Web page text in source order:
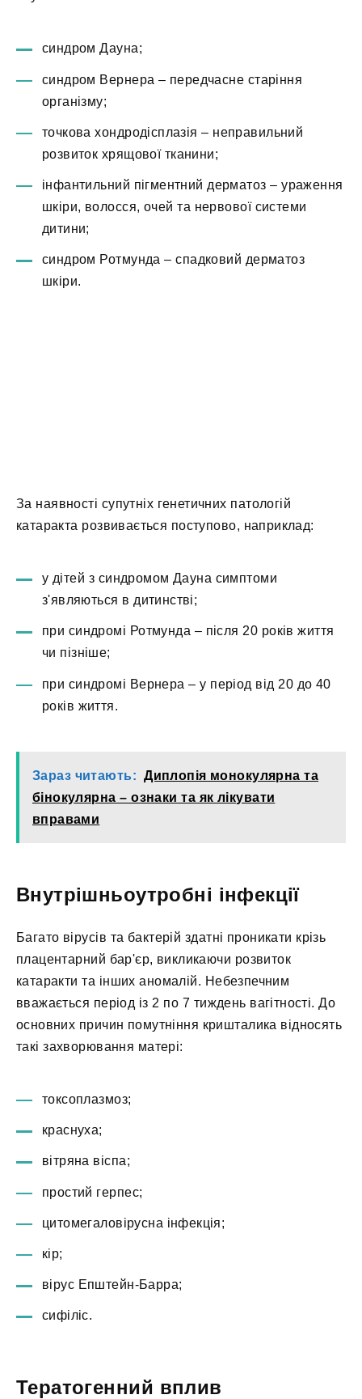
синдром Дауна;
синдром Вернера – передчасне старіння
організму;
точкова хондродісплазія – неправильний
розвиток хрящової тканини;
інфантильний пігментний дерматоз – ураження
шкіри, волосся, очей та нервової системи
дитини;
синдром Ротмунда – спадковий дерматоз
шкіри.
За наявності супутніх генетичних патологій
катаракта розвивається поступово, наприклад:
у дітей з синдромом Дауна симптоми
з'являються в дитинстві;
при синдромі Ротмунда – після 20 років життя
чи пізніше;
при синдромі Вернера – у період від 20 до 40
років життя.
Зараз читають: Диплопія монокулярна та
бінокулярна – ознаки та як лікувати
вправами
Внутрішньоутробні інфекції
Багато вірусів та бактерій здатні проникати крізь
плацентарний бар'єр, викликаючи розвиток
катаракти та інших аномалій. Небезпечним
вважається період із 2 по 7 тиждень вагітності. До
основних причин помутніння кришталика відносять
такі захворювання матері:
токсоплазмоз;
краснуха;
вітряна віспа;
простий герпес;
цитомегаловірусна інфекція;
кір;
вірус Епштейн-Барра;
сифіліс.
Тератогенний вплив